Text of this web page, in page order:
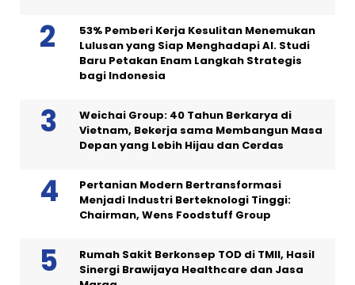
53% Pemberi Kerja Kesulitan Menemukan
Lulusan yang Siap Menghadapi AI. Studi
Baru Petakan Enam Langkah Strategis
bagi Indonesia
Weichai Group: 40 Tahun Berkarya di
Vietnam, Bekerja sama Membangun Masa
Depan yang Lebih Hijau dan Cerdas
Pertanian Modern Bertransformasi
Menjadi Industri Berteknologi Tinggi:
Chairman, Wens Foodstuff Group
Rumah Sakit Berkonsep TOD di TMII, Hasil
Sinergi Brawijaya Healthcare dan Jasa